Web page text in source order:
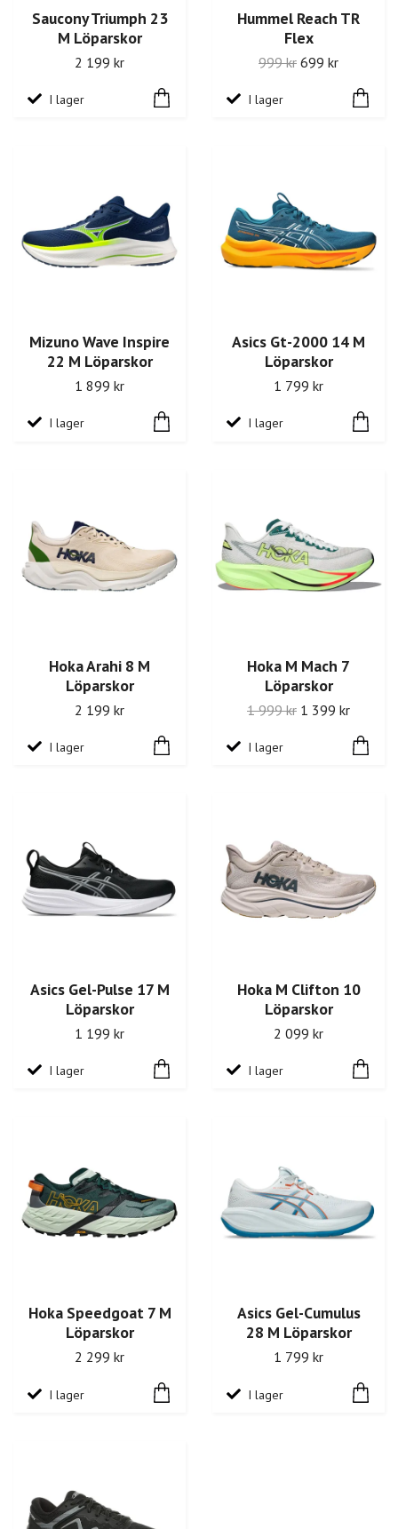
Saucony Triumph 23
M Löparskor
2 199 kr
I lager
Hummel Reach TR
Flex
999 kr 699 kr
I lager
Mizuno Wave Inspire
22 M Löparskor
1 899 kr
I lager
Asics Gt-2000 14 M
Löparskor
1 799 kr
I lager
Hoka Arahi 8 M
Löparskor
2 199 kr
I lager
Hoka M Mach 7
Löparskor
1 999 kr 1 399 kr
I lager
Asics Gel-Pulse 17 M
Löparskor
1 199 kr
I lager
Hoka M Clifton 10
Löparskor
2 099 kr
I lager
Hoka Speedgoat 7 M
Löparskor
2 299 kr
I lager
Asics Gel-Cumulus
28 M Löparskor
1 799 kr
I lager